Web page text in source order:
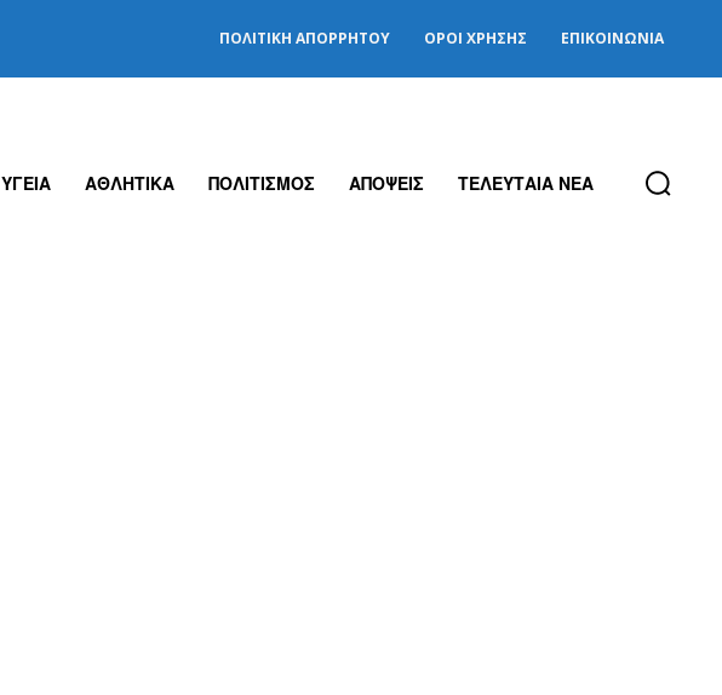
ΠΟΛΙΤΙΚΉ ΑΠΟΡΡΉΤΟΥ ΌΡΟΙ ΧΡΉΣΗΣ ΕΠΙΚΟΙΝΩΝΊΑ
ΥΓΕΙΑ ΑΘΛΗΤΙΚΑ ΠΟΛΙΤΙΣΜΟΣ ΑΠΟΨΕΙΣ ΤΕΛΕΥΤΑΙΑ ΝΕΑ